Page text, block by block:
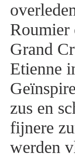
Roumier
Grand
Etienne
zus en
fijnere
werden